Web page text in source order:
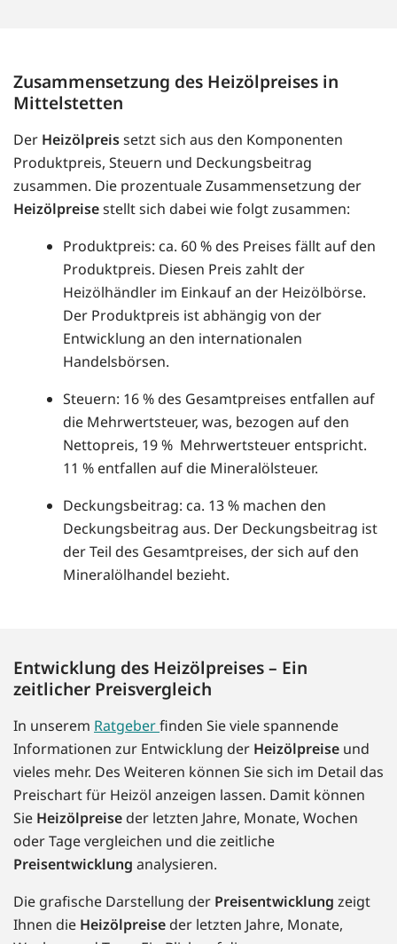
Zusammensetzung des Heizölpreises in
Mittelstetten
Der Heizölpreissetzt sich aus den Komponenten
Produktpreis, Steuern und Deckungsbeitrag
zusammen. Die prozentuale Zusammensetzung der
Heizölpreisestellt sich dabei wie folgt zusammen:
Produktpreis: ca. 60 % des Preises fällt auf den
Produktpreis. Diesen Preis zahlt der
Heizölhändler im Einkauf an der Heizölbörse.
Der Produktpreis ist abhängig von der
Entwicklung an den internationalen
Handelsbörsen.
Steuern: 16 % des Gesamtpreises entfallen auf
die Mehrwertsteuer, was, bezogen auf den
Nettopreis, 19 % Mehrwertsteuer entspricht.
11 % entfallen auf die Mineralölsteuer.
Deckungsbeitrag: ca. 13 % machen den
Deckungsbeitrag aus. Der Deckungsbeitrag ist
der Teil des Gesamtpreises, der sich auf den
Mineralölhandel bezieht.
Entwicklung des Heizölpreises – Ein
zeitlicher Preisvergleich
In unserem Ratgeberfinden Sie viele spannende
Informationen zur Entwicklung der Heizölpreise und
vieles mehr. Des Weiteren können Sie sich im Detail das
Preischart für Heizöl anzeigen lassen. Damit können
Sie Heizölpreise der letzten Jahre, Monate, Wochen
oder Tage vergleichen und die zeitliche
Preisentwicklung analysieren.
Die grafische Darstellung der Preisentwicklung zeigt
Ihnen die Heizölpreise der letzten Jahre, Monate,